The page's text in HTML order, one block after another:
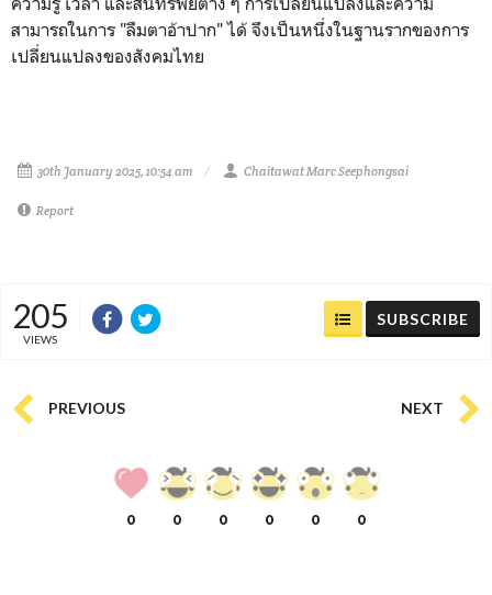
สามารถในการ "ลืมตาอ้าปาก" ได้ จึงเป็นหนึ่งในฐานรากของการ
เปลี่ยนแปลงของสังคมไทย
30th January 2025, 10:54 am Chaitawat Marc Seephongsai
Report
205
VIEWS
SUBSCRIBE
PREVIOUS NEXT
0 0 0 0 0 0